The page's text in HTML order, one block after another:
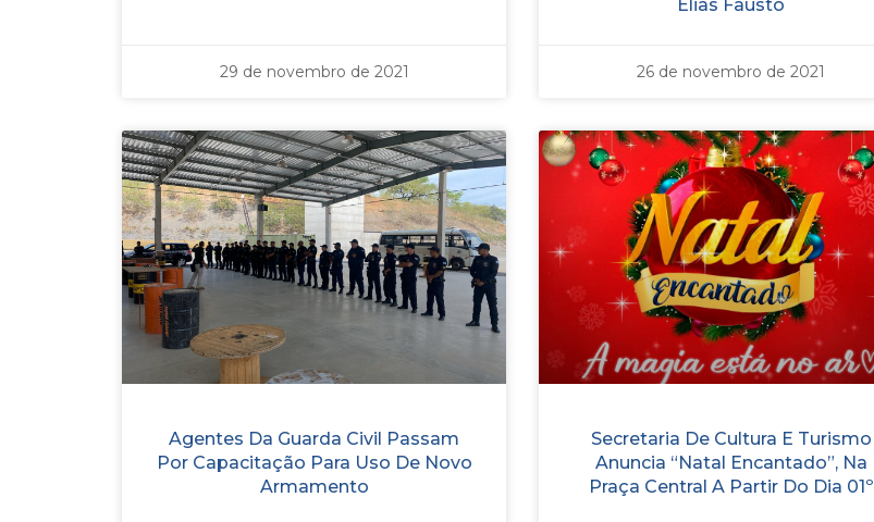
29 de novembro de 2021
Elias Fausto
26 de novembro de 2021
Agentes Da Guarda Civil Passam
Por Capacitação Para Uso De Novo
Armamento
Secretaria De Cultura E Turismo
Anuncia “Natal Encantado”, Na
Praça Central A Partir Do Dia 01º